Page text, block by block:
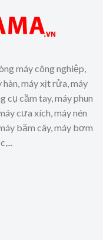
máy công nghiệp,
máy xịt rửa, máy
cụ cầm tay, máy phun
cưa xích, máy nén
băm cây, máy bơm